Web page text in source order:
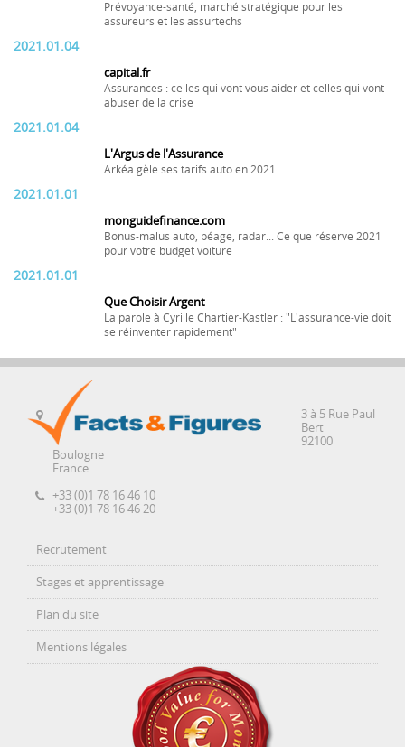
Prévoyance-santé, marché stratégique pour les
assureurs et les assurtechs
2021.01.04
capital.fr
Assurances : celles qui vont vous aider et celles qui vont
abuser de la crise
2021.01.04
L'Argus de l'Assurance
Arkéa gèle ses tarifs auto en 2021
2021.01.01
monguidefinance.com
Bonus-malus auto, péage, radar... Ce que réserve 2021
pour votre budget voiture
2021.01.01
Que Choisir Argent
La parole à Cyrille Chartier-Kastler : "L'assurance-vie doit
se réinventer rapidement"
3 à 5 Rue Paul
Bert
92100
Boulogne
France
+33 (0)1 78 16 46 10
+33 (0)1 78 16 46 20
Recrutement
Stages et apprentissage
Plan du site
Mentions légales